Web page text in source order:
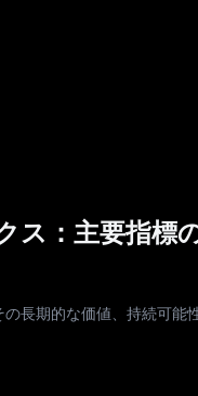
：主要指標
長期的な価値、持続可能